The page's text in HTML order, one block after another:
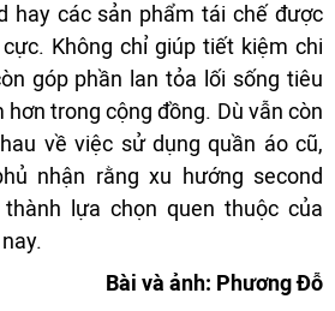
hay các sản phẩm tái chế được
Không chỉ giúp tiết kiệm chi
góp phần lan tỏa lối sống tiêu
trong cộng đồng. Dù vẫn còn
về việc sử dụng quần áo cũ,
nhận rằng xu hướng second
lựa chọn quen thuộc của
Bài và ảnh: Phương Đỗ